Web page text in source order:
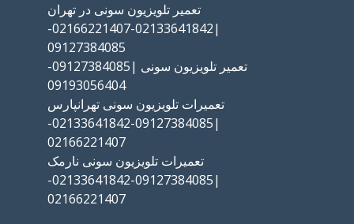
تعمیر تلویزیون سونی در تهران
|02133641842-02166221407-
09127384085
تعمیر تلویزیون سونی |09127384085-
09193056404
تعمیرات تلویزیون سونی تهرانپارس
|09127384085-02133641842-
02166221407
تعمیرات تلویزیون سونی نارمک
|09127384085-02133641842-
02166221407